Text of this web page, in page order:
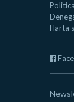
Harta